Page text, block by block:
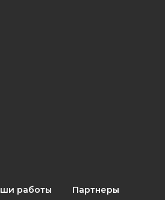
работы Партнеры